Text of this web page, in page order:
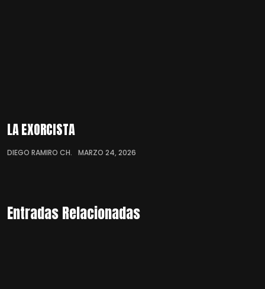
LA EXORCISTA
DIEGO RAMIRO CH. MARZO 24, 2026
Entradas Relacionadas